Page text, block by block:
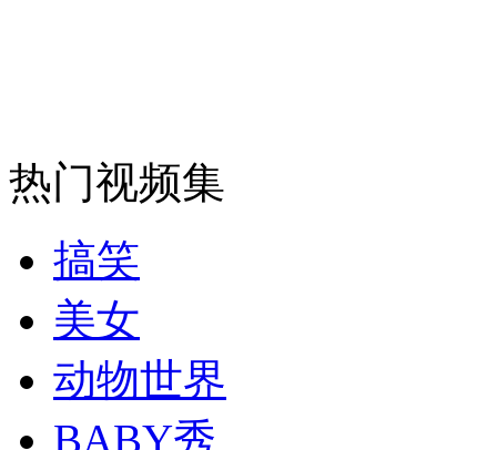
热门视频集
搞笑
美女
动物世界
BABY秀